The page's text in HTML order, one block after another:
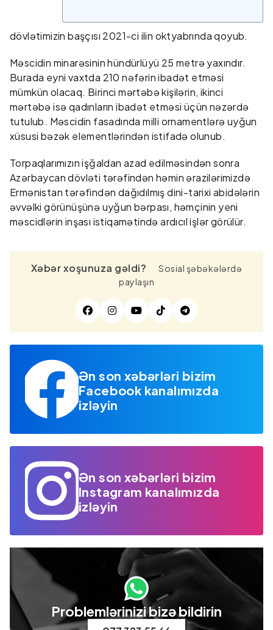
dövlətimizin başçısı 2021-ci ilin oktyabrında qoyub.
Məscidin minarəsinin hündürlüyü 25 metrə yaxındır.
Burada eyni vaxtda 210 nəfərin ibadət etməsi
mümkün olacaq. Birinci mərtəbə kişilərin, ikinci
mərtəbə isə qadınların ibadət etməsi üçün nəzərdə
tutulub. Məscidin fasadında milli ornamentlərə uyğun
xüsusi bəzək elementlərindən istifadə olunub.
Torpaqlarımızın işğaldan azad edilməsindən sonra
Azərbaycan dövləti tərəfindən həmin ərazilərimizdə
Ermənistan tərəfindən dağıdılmış dini-tarixi abidələrin
əvvəlki görünüşünə uyğun bərpası, həmçinin yeni
məscidlərin inşası istiqamətində ardıcıl işlər görülür.
Xəbər xoşunuza gəldi?
Sosial şəbəkələrdə
paylaşın
Ən son xəbərləri bizim
Facebook kanalımızda
izləyin
Ən son xəbərləri bizim
Instagram kanalımızda
izləyin
Problemlərinizi bizə bildirin